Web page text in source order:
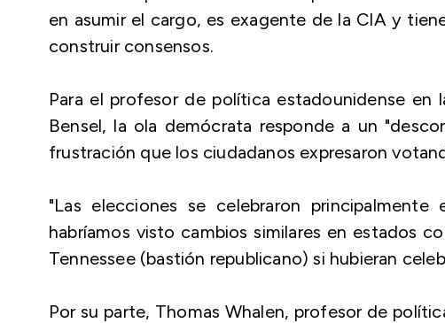
en asumir el cargo, es exagente de la CIA y
construir consensos.
Para el profesor de política estadounidense en
Bensel, la ola demócrata responde a un
frustración que los ciudadanos expresaron
"Las elecciones se celebraron
habríamos visto cambios similares en estados
Tennessee (bastión republicano) si hubieran
Por su parte, Thomas Whalen, profesor de